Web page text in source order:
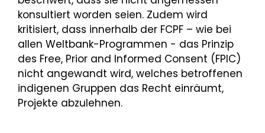
konsultiert worden seien. Zudem wird
kritisiert, dass innerhalb der FCPF – wie bei
allen Weltbank-Programmen - das Prinzip
des Free, Prior and Informed Consent (FPIC)
nicht angewandt wird, welches betroffenen
indigenen Gruppen das Recht einräumt,
Projekte abzulehnen.